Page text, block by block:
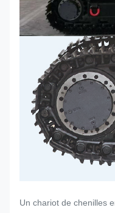
Un chariot de chenilles